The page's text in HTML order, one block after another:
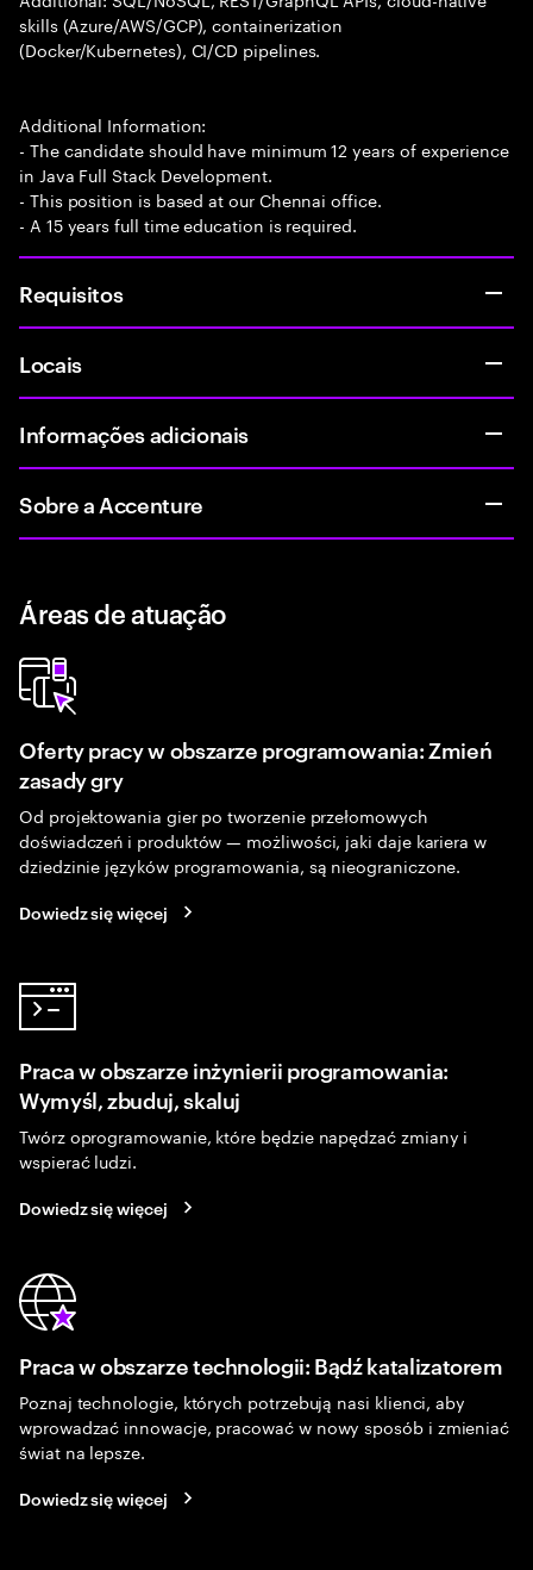
skills (Azure/AWS/GCP), containerization
(Docker/Kubernetes), CI/CD pipelines.
Additional Information:
- The candidate should have minimum 12 years of experience
in Java Full Stack Development.
- This position is based at our Chennai office.
- A 15 years full time education is required.
Requisitos
Locais
Informações adicionais
Sobre a Accenture
Áreas de atuação
Oferty pracy w obszarze programowania: Zmień
zasady gry
Od projektowania gier po tworzenie przełomowych
doświadczeń i produktów — możliwości, jaki daje kariera w
dziedzinie języków programowania, są nieograniczone.
Dowiedz się więcej
Praca w obszarze inżynierii programowania:
Wymyśl, zbuduj, skaluj
Twórz oprogramowanie, które będzie napędzać zmiany i
wspierać ludzi.
Dowiedz się więcej
Praca w obszarze technologii: Bądź katalizatorem
Poznaj technologie, których potrzebują nasi klienci, aby
wprowadzać innowacje, pracować w nowy sposób i zmieniać
świat na lepsze.
Dowiedz się więcej